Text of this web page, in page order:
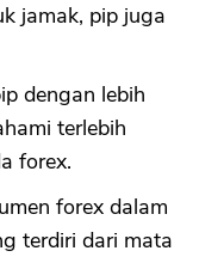
jamak, pip juga
dengan lebih
terlebih
forex.
forex dalam
terdiri dari mata